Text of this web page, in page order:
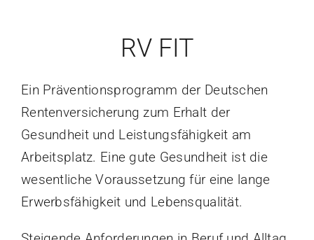
QM / Downloads
RV FIT
Ein Präventionsprogramm der Deutschen
Rentenversicherung zum Erhalt der
Gesundheit und Leistungsfähigkeit am
Arbeitsplatz. Eine gute Gesundheit ist die
wesentliche Voraussetzung für eine lange
Erwerbsfähigkeit und Lebensqualität.